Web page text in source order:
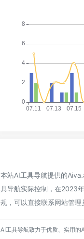
本站AI工具导航提供的
具导航实际控制，在2023
规，可以直接联系网站管理
AI工具导航致力于优质、实用的